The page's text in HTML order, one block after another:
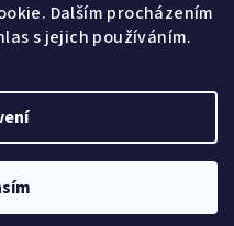
Dalším procházením
s jejich používáním.